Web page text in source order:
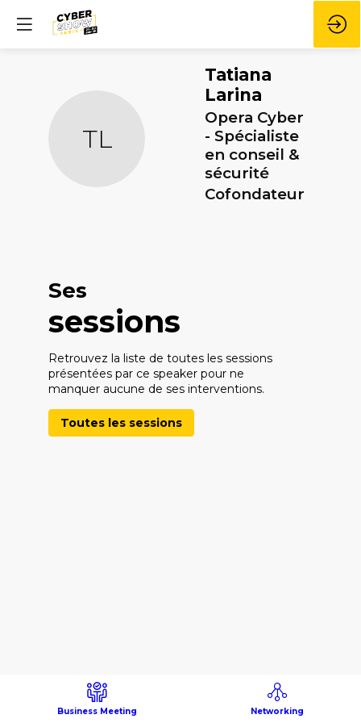
TL
Tatiana
Larina
Opera Cyber
- Spécialiste
en conseil &
sécurité
Cofondateur
Ses
sessions
Retrouvez la liste de toutes les sessions
présentées par ce speaker pour ne
manquer aucune de ses interventions.
Toutes les sessions
Business Meeting Networking